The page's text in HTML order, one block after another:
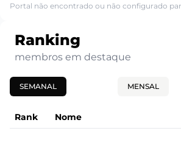
Portal não encontrado ou não configurado
Ranking
membros em destaque
SEMANAL MENSAL
Rank Nome